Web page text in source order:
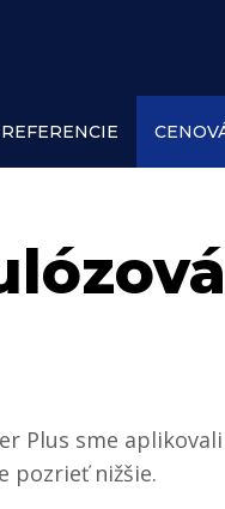
REFERENCIE
Plus sme
pozrieť nižšie.